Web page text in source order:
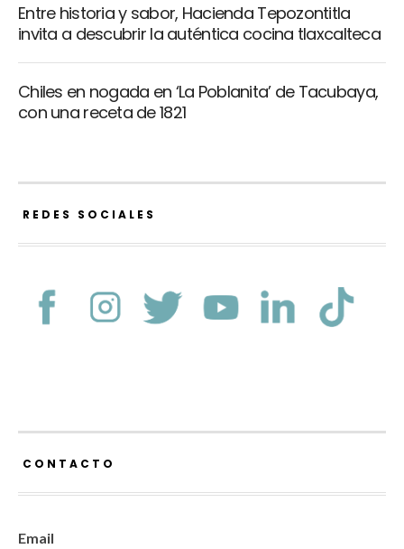
Entre historia y sabor, Hacienda Tepozontitla
invita a descubrir la auténtica cocina tlaxcalteca
Chiles en nogada en ‘La Poblanita’ de Tacubaya,
con una receta de 1821
REDES SOCIALES
CONTACTO
Email